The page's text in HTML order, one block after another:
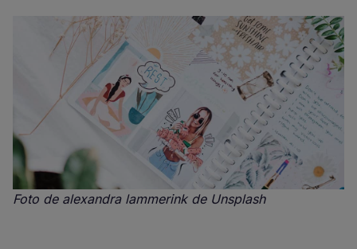
Foto de alexandra lammerink de Unsplash